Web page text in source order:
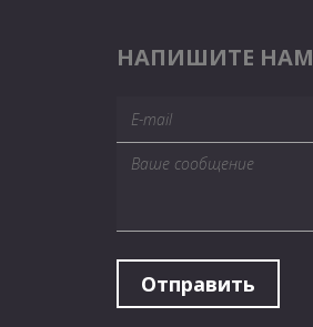
НАПИШИТЕ НАМ
Отправить